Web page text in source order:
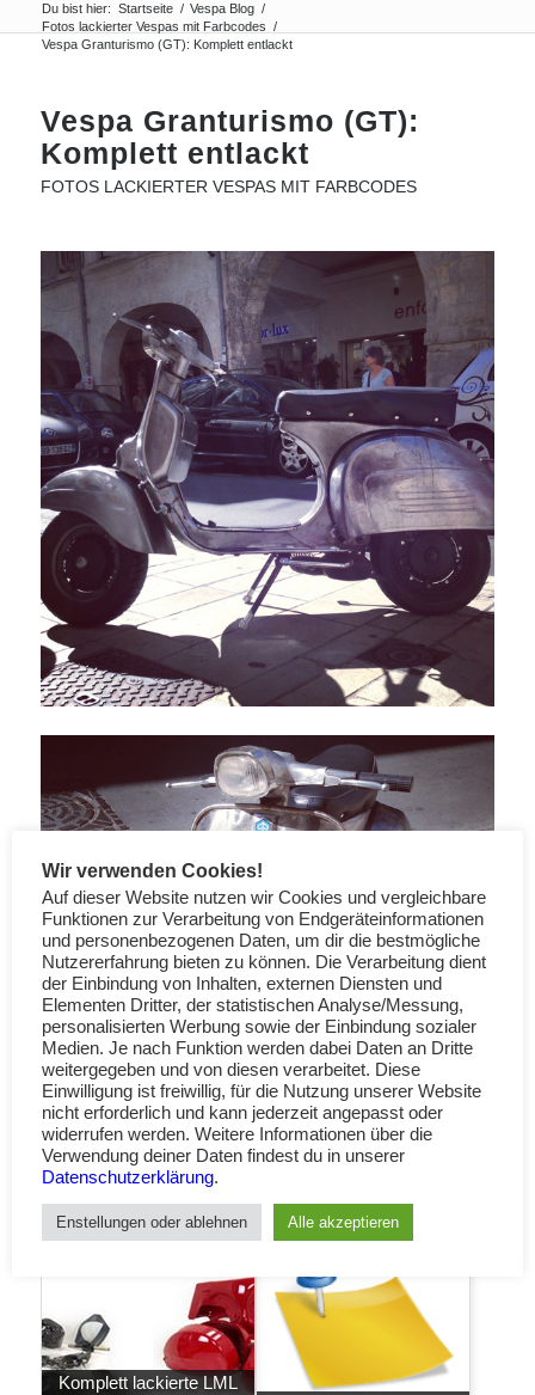
Du bist hier: Startseite / Vespa Blog /
Fotos lackierter Vespas mit Farbcodes /
Vespa Granturismo (GT): Komplett entlackt
Vespa Granturismo (GT):
Komplett entlackt
FOTOS LACKIERTER VESPAS MIT FARBCODES
Komplett lackierte LML
Wir verwenden Cookies!
Auf dieser Website nutzen wir Cookies und vergleichbare
Funktionen zur Verarbeitung von Endgeräteinformationen
und personenbezogenen Daten, um dir die bestmögliche
Nutzererfahrung bieten zu können. Die Verarbeitung dient
der Einbindung von Inhalten, externen Diensten und
Elementen Dritter, der statistischen Analyse/Messung,
personalisierten Werbung sowie der Einbindung sozialer
Medien. Je nach Funktion werden dabei Daten an Dritte
weitergegeben und von diesen verarbeitet. Diese
Einwilligung ist freiwillig, für die Nutzung unserer Website
nicht erforderlich und kann jederzeit angepasst oder
widerrufen werden. Weitere Informationen über die
Verwendung deiner Daten findest du in unserer
Datenschutzerklärung.
Enstellungen oder ablehnen Alle akzeptieren